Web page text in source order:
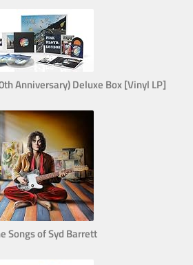
Anniversary) Deluxe Box [Vinyl LP]
Songs of Syd Barrett